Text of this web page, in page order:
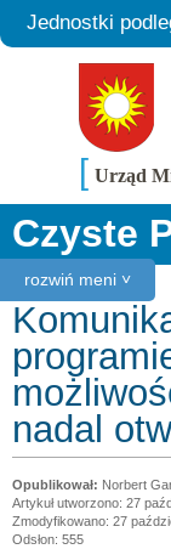
Jednostki
[ Urząd
rozwiń meni ˅
Czyste
nadal
Norbert
Artykuł utworzono: 27
Zmodyfikowano: 27
Odsłon: 555